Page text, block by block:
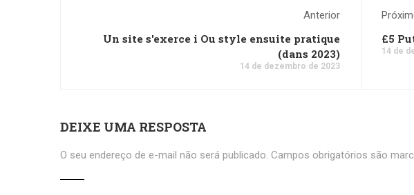
Anterior
Un site s'exerce i Ou style ensuite pratique
(dans 2023)
14 de dezembro de 2023
£5
14 de
DEIXE UMA RESPOSTA
O seu endereço de e-mail não será publicado. Campos obrigatórios são